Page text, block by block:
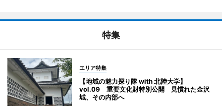
特集
エリア特集
【地域の魅力探り隊 with 北陸大学】
vol.09 重要文化財特別公開 見慣れた金沢
城、その内部へ